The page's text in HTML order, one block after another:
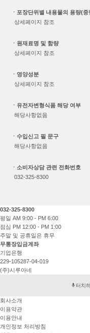
ㆍ포장단위별 내용물의 용량(
상세페이지 참조
ㆍ원재료명 및 함량
상세페이지 참조
ㆍ영양성분
상세페이지 참조
ㆍ유전자변형식품 해당 여부
해당사항없음
ㆍ수입신고 필 문구
해당사항없음
ㆍ소비자상담 관련 전화번호
032-325-8300
032-325-8300
평일 AM 9:00 - PM 6:00
점심 PM 12:00 - PM 1:00
주말 및 공휴일은 휴무
무통장입금계좌
기업은행
229-105287-04-019
(주)시루아네
터치
회사소개
이용약관
이용안내
개인정보 처리방침